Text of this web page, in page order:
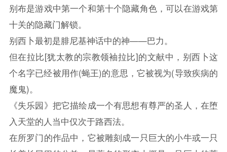
别布是游戏中第一个和第十个隐藏角色，可以在游戏第
十关的隐藏门解锁。
别西卜最初是腓尼基神话中的神——巴力。
但在拉比[犹太教的宗教领袖拉比]的文献中，别西卜这
个名字已经被用作(蝇王)的意思，它被视为(导致疾病的
魔鬼)。
《失乐园》把它描绘成一个有思想有尊严的圣人，在堕
入天堂的人当中仅次于路西法。
在所罗门的作品中，它被雕刻成一只巨大的小牛或一只